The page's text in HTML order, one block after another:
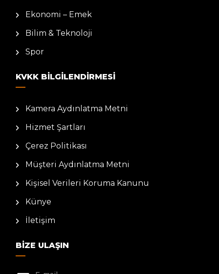
Ekonomi – Emek
Bilim & Teknoloji
Spor
KVKK BILGILENDIRMESI
Kamera Aydınlatma Metni
Hizmet Şartları
Çerez Politikası
Müşteri Aydınlatma Metni
Kişisel Verileri Koruma Kanunu
Künye
İletişim
BIZE ULAŞIN